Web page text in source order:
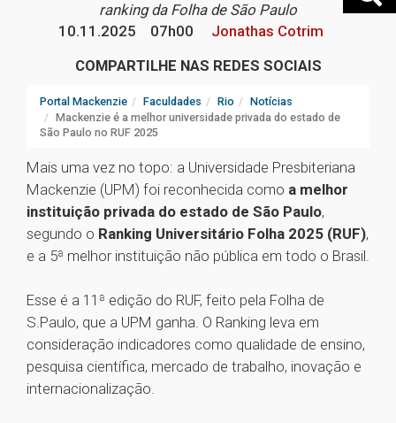
ranking da Folha de São Paulo
10.11.2025
07h00
Jonathas Cotrim
COMPARTILHE NAS REDES SOCIAIS
Portal Mackenzie Faculdades Rio
Notícias
Mackenzie é a melhor universidade privada do estado de
São Paulo no RUF 2025
Mais uma vez no topo: a Universidade Presbiteriana
Mackenzie (UPM) foi reconhecida como a melhor
instituição privada do estado de São Paulo,
segundo o Ranking Universitário Folha 2025 (RUF),
e a 5ª melhor instituição não pública em todo o Brasil.
Esse é a 11ª edição do RUF, feito pela Folha de
S.Paulo, que a UPM ganha. O Ranking leva em
consideração indicadores como qualidade de ensino,
pesquisa científica, mercado de trabalho, inovação e
internacionalização.